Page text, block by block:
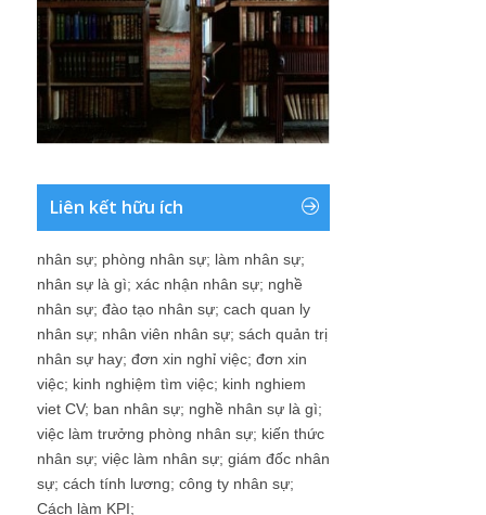
Liên kết hữu ích
nhân sự; phòng nhân sự; làm nhân sự;
nhân sự là gì; xác nhận nhân sự; nghề
nhân sự; đào tạo nhân sự; cach quan ly
nhân sự; nhân viên nhân sự; sách quản trị
nhân sự hay; đơn xin nghỉ việc; đơn xin
việc; kinh nghiệm tìm việc; kinh nghiem
viet CV; ban nhân sự; nghề nhân sự là gì;
việc làm trưởng phòng nhân sự; kiến thức
nhân sự; việc làm nhân sự; giám đốc nhân
sự; cách tính lương; công ty nhân sự;
Cách làm KPI;